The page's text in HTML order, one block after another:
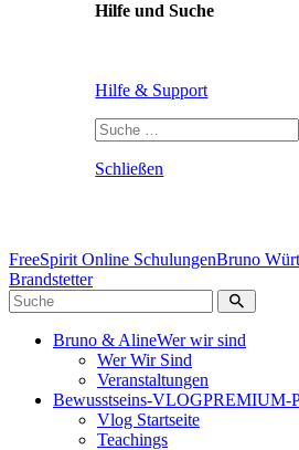
Hilfe und Suche
Hilfe & Support
Suche
nach:
Schließen
FreeSpirit Online SchulungenBruno
Brandstetter
Bruno & AlineWer wir sind
Wer Wir Sind
Veranstaltungen
Bewusstseins-VLOGPREMIUM-
Vlog Startseite
Teachings